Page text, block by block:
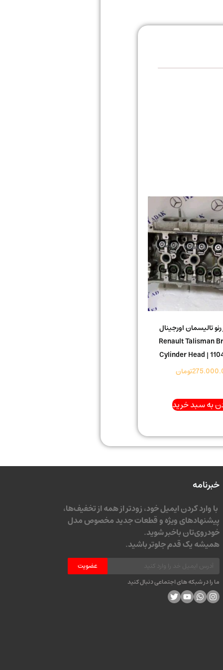
تالیسمان اورجینال
Renault Talisman
Cylinder Head |
تومان
به سبد خرید
خبرنامه
با وارد کردن ایمیل خود، زودتر از همه از تخفیف‌ها،
پیشنهادهای ویژه و قطعات جدید مخصوص مدل
خودروی‌تان باخبر شوید.
همیشه یک قدم جلوتر باشید.
عضویت
ما را در شبکه های اجتماعی دنبال کنید